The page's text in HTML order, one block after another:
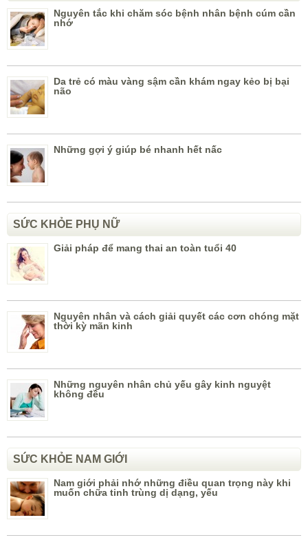
Nguyên tắc khi chăm sóc bệnh nhân bệnh cúm cần
nhớ
Da trẻ có màu vàng sậm cần khám ngay kẻo bị bại
não
Những gợi ý giúp bé nhanh hết nấc
SỨC KHỎE PHỤ NỮ
Giải pháp để mang thai an toàn tuổi 40
Nguyên nhân và cách giải quyết các cơn chóng mặt
thời kỳ mãn kinh
Những nguyên nhân chủ yếu gây kinh nguyệt
không đều
SỨC KHỎE NAM GIỚI
Nam giới phải nhớ những điều quan trọng này khi
muốn chữa tinh trùng dị dạng, yếu